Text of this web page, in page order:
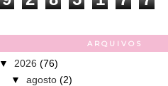
ARQUIVOS
▼ 2026 (76)
▼ agosto (2)